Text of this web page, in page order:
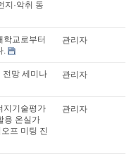
지·악취 동
학교로부터
.
관리자
전망 세미나 관리자
지기술평가
용 온실가
프 미팅 진
관리자